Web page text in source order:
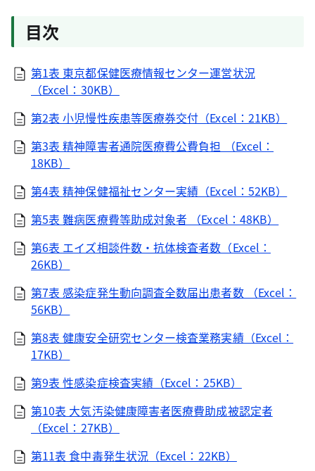
目次
第1表 東京都保健医療情報センター運営状況
（Excel：30KB）
第2表 小児慢性疾患等医療券交付（Excel：21KB）
第3表 精神障害者通院医療費公費負担 （Excel：
18KB）
第4表 精神保健福祉センター実績（Excel：52KB）
第5表 難病医療費等助成対象者 （Excel：48KB）
第6表 エイズ相談件数・抗体検査者数（Excel：
26KB）
第7表 感染症発生動向調査全数届出患者数 （Excel：
56KB）
第8表 健康安全研究センター検査業務実績（Excel：
17KB）
第9表 性感染症検査実績（Excel：25KB）
第10表 大気汚染健康障害者医療費助成被認定者
（Excel：27KB）
第11表 食中毒発生状況（Excel：22KB）